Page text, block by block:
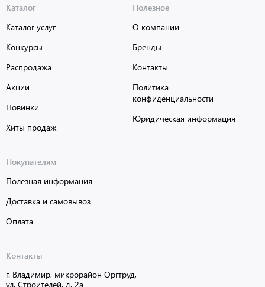
Каталог
Каталог услуг
Конкурсы
Распродажа
Акции
Новинки
Хиты продаж
Полезное
О компании
Бренды
Контакты
Политика
конфиденциальности
Юридическая информация
Покупателям
Полезная информация
Доставка и самовывоз
Оплата
Контакты
г. Владимир, микрорайон Оргтруд,
ул. Строителей, д. 2а